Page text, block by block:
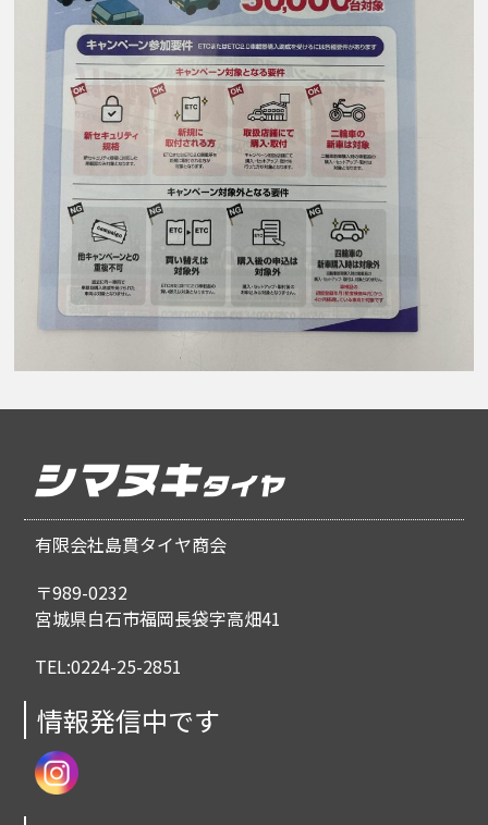
有限会社島貫タイヤ商会
〒989-0232
宮城県白石市福岡長袋字高畑41
TEL:0224-25-2851
情報発信中です